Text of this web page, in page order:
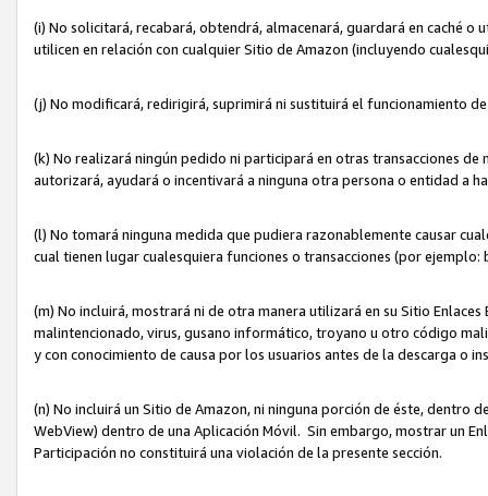
(i) No solicitará, recabará, obtendrá, almacenará, guardará en caché
utilicen en relación con cualquier Sitio de Amazon (incluyendo
(j) No modificará, redirigirá, suprimirá ni sustituirá el funcionamiento
(k) No realizará ningún pedido ni participará en otras transacciones
autorizará, ayudará o incentivará a ninguna otra persona o entidad a
(l) No tomará ninguna medida que pudiera razonablemente causar
cual tienen lugar cualesquiera funciones o transacciones (por
(m) No incluirá, mostrará ni de otra manera utilizará en su Sitio
malintencionado, virus, gusano informático, troyano u otro código
y con conocimiento de causa por los usuarios antes de la descarga
(n) No incluirá un Sitio de Amazon, ni ninguna porción de éste,
WebView) dentro de una Aplicación Móvil. Sin embargo, mostrar un
Participación no constituirá una violación de la presente sección.